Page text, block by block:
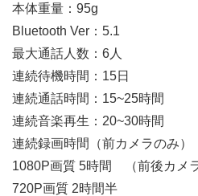
本体重量：95g
Bluetooth Ver：5.1
最大通話人数：6人
連続待機時間：15日
連続通話時間：15~25時間
連続音楽再生：20~30時間
連続録画時間（前カメラのみ）
1080P画質 5時間 （前後カメ
720P画質 2時間半